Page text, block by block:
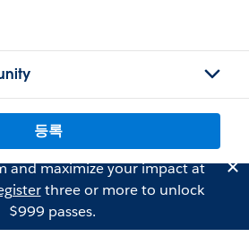
등록
and maximize your impact at
three or more to unlock
$999 passes.